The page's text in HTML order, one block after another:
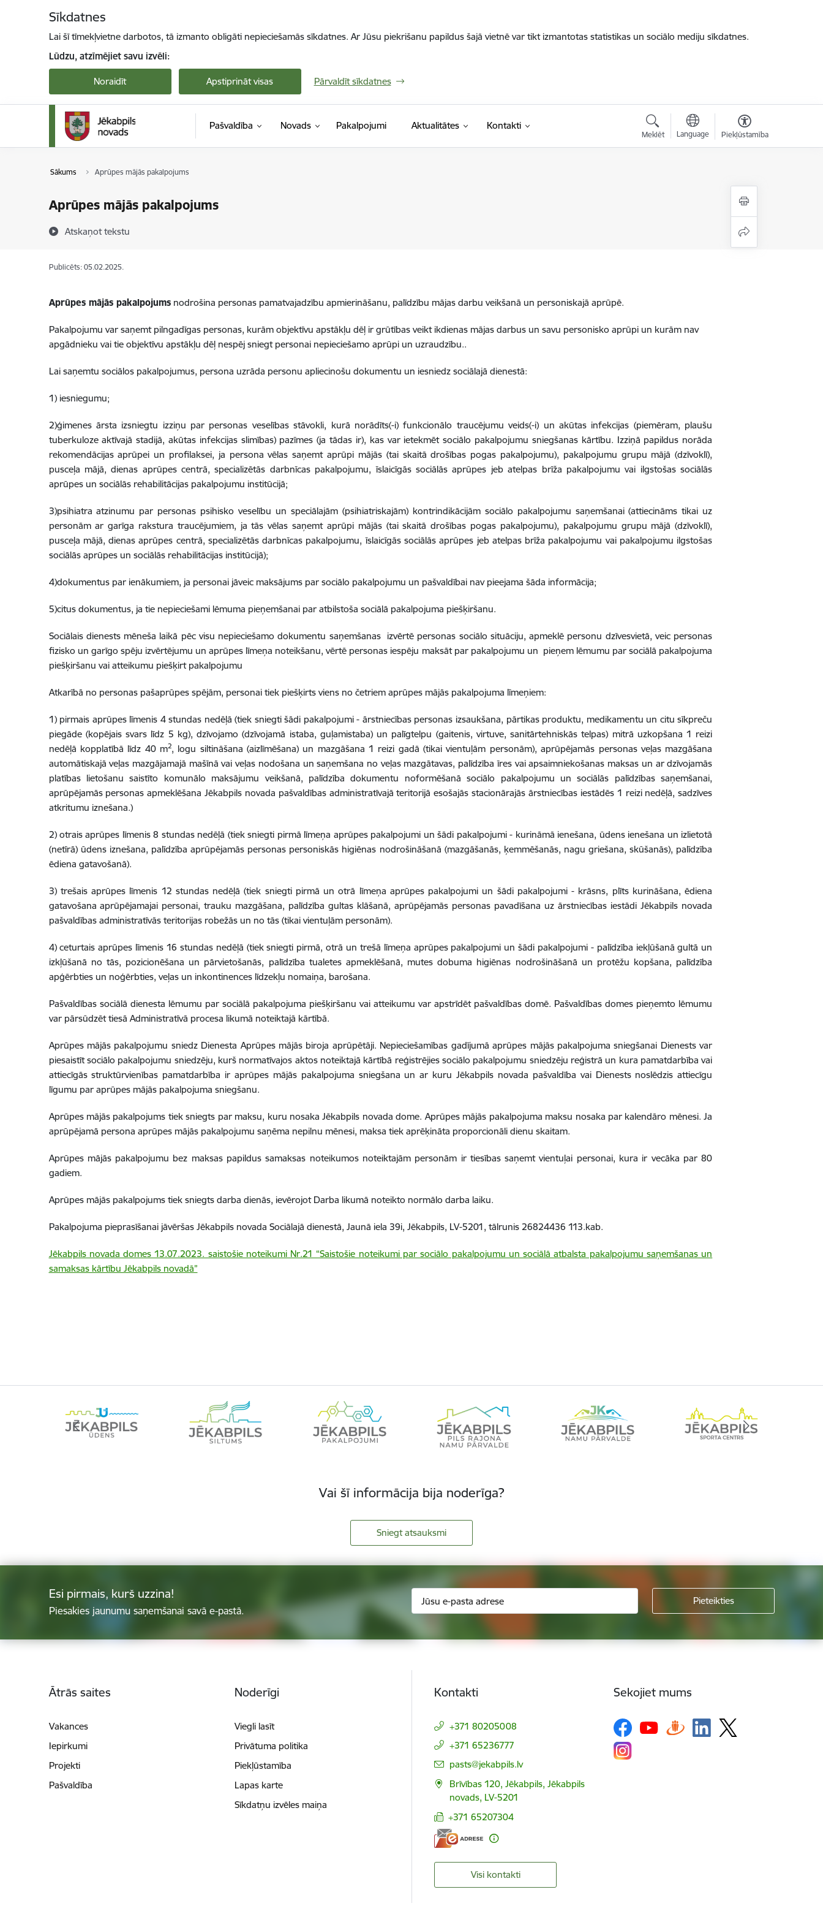
Sīkdatnes
Lai šī tīmekļvietne darbotos, tā izmanto obligāti nepieciešamās sīkdatnes. Ar Jūsu piekrišanu papildus šajā vietnē var tikt izmantotas statistikas un sociālo mediju sīkdatnes.
Lūdzu, atzīmējiet savu izvēli:
Noraidīt Apstiprināt visas Pārvaldīt sīkdatnes
Pašvaldība Novads Pakalpojumi Aktualitātes Kontakti
Meklēt Language Piekļūstamība
Sākums Aprūpes mājās pakalpojums
Aprūpes mājās pakalpojums
Atskaņot tekstu
Publicēts: 05.02.2025.
Aprūpes mājās pakalpojumsnodrošina personas pamatvajadzību apmierināšanu, palīdzību mājas darbu veikšanā un personiskajā aprūpē.
Pakalpojumu var saņemt pilngadīgas personas, kurām objektīvu apstākļu dēļ ir grūtības veikt ikdienas mājas darbus un savu personisko aprūpi un kurām nav
apgādnieku vai tie objektīvu apstākļu dēļ nespēj sniegt personai nepieciešamo aprūpi un uzraudzību..
Lai saņemtu sociālos pakalpojumus, persona uzrāda personu apliecinošu dokumentu un iesniedz sociālajā dienestā:
1) iesniegumu;
2)ģimenes ārsta izsniegtu izziņu par personas veselības stāvokli, kurā norādīts(-i) funkcionālo traucējumu veids(-i) un akūtas infekcijas (piemēram, plaušu
tuberkuloze aktīvajā stadijā, akūtas infekcijas slimības) pazīmes (ja tādas ir), kas var ietekmēt sociālo pakalpojumu sniegšanas kārtību. Izziņā papildus norāda
rekomendācijas aprūpei un profilaksei, ja persona vēlas saņemt aprūpi mājās (tai skaitā drošības pogas pakalpojumu), pakalpojumu grupu mājā (dzīvoklī),
pusceļa mājā, dienas aprūpes centrā, specializētās darbnīcas pakalpojumu, īslaicīgās sociālās aprūpes jeb atelpas brīža pakalpojumu vai ilgstošas sociālās
aprūpes un sociālās rehabilitācijas pakalpojumu institūcijā;
3)psihiatra atzinumu par personas psihisko veselību un speciālajām (psihiatriskajām) kontrindikācijām sociālo pakalpojumu saņemšanai (attiecināms tikai uz
personām ar garīga rakstura traucējumiem, ja tās vēlas saņemt aprūpi mājās (tai skaitā drošības pogas pakalpojumu), pakalpojumu grupu mājā (dzīvoklī),
pusceļa mājā, dienas aprūpes centrā, specializētās darbnīcas pakalpojumu, īslaicīgās sociālās aprūpes jeb atelpas brīža pakalpojumu vai pakalpojumu ilgstošas
sociālās aprūpes un sociālās rehabilitācijas institūcijā);
4)dokumentus par ienākumiem, ja personai jāveic maksājums par sociālo pakalpojumu un pašvaldībai nav pieejama šāda informācija;
5)citus dokumentus, ja tie nepieciešami lēmuma pieņemšanai par atbilstoša sociālā pakalpojuma piešķiršanu.
Sociālais dienests mēneša laikā pēc visu nepieciešamo dokumentu saņemšanas izvērtē personas sociālo situāciju, apmeklē personu dzīvesvietā, veic personas
fizisko un garīgo spēju izvērtējumu un aprūpes līmeņa noteikšanu, vērtē personas iespēju maksāt par pakalpojumu un pieņem lēmumu par sociālā pakalpojuma
piešķiršanu vai atteikumu piešķirt pakalpojumu
Atkarībā no personas pašaprūpes spējām, personai tiek piešķirts viens no četriem aprūpes mājās pakalpojuma līmeņiem:
1) pirmais aprūpes līmenis 4 stundas nedēļā (tiek sniegti šādi pakalpojumi - ārstniecības personas izsaukšana, pārtikas produktu, medikamentu un citu sīkpreču
piegāde (kopējais svars līdz 5 kg), dzīvojamo (dzīvojamā istaba, guļamistaba) un palīgtelpu (gaitenis, virtuve, sanitārtehniskās telpas) mitrā uzkopšana 1 reizi
nedēļā kopplatībā līdz 40 m2, logu siltināšana (aizlīmēšana) un mazgāšana 1 reizi gadā (tikai vientuļām personām), aprūpējamās personas veļas mazgāšana
automātiskajā veļas mazgājamajā mašīnā vai veļas nodošana un saņemšana no veļas mazgātavas, palīdzība īres vai apsaimniekošanas maksas un ar dzīvojamās
platības lietošanu saistīto komunālo maksājumu veikšanā, palīdzība dokumentu noformēšanā sociālo pakalpojumu un sociālās palīdzības saņemšanai,
aprūpējamās personas apmeklēšana Jēkabpils novada pašvaldības administratīvajā teritorijā esošajās stacionārajās ārstniecības iestādēs 1 reizi nedēļā, sadzīves
atkritumu iznešana.)
2) otrais aprūpes līmenis 8 stundas nedēļā (tiek sniegti pirmā līmeņa aprūpes pakalpojumi un šādi pakalpojumi - kurināmā ienešana, ūdens ienešana un izlietotā
(netīrā) ūdens iznešana, palīdzība aprūpējamās personas personiskās higiēnas nodrošināšanā (mazgāšanās, ķemmēšanās, nagu griešana, skūšanās), palīdzība
ēdiena gatavošanā).
3) trešais aprūpes līmenis 12 stundas nedēļā (tiek sniegti pirmā un otrā līmeņa aprūpes pakalpojumi un šādi pakalpojumi - krāsns, plīts kurināšana, ēdiena
gatavošana aprūpējamajai personai, trauku mazgāšana, palīdzība gultas klāšanā, aprūpējamās personas pavadīšana uz ārstniecības iestādi Jēkabpils novada
pašvaldības administratīvās teritorijas robežās un no tās (tikai vientuļām personām).
4) ceturtais aprūpes līmenis 16 stundas nedēļā (tiek sniegti pirmā, otrā un trešā līmeņa aprūpes pakalpojumi un šādi pakalpojumi - palīdzība iekļūšanā gultā un
izkļūšanā no tās, pozicionēšana un pārvietošanās, palīdzība tualetes apmeklēšanā, mutes dobuma higiēnas nodrošināšanā un protēžu kopšana, palīdzība
apģērbties un noģērbties, veļas un inkontinences līdzekļu nomaiņa, barošana.
Pašvaldības sociālā dienesta lēmumu par sociālā pakalpojuma piešķiršanu vai atteikumu var apstrīdēt pašvaldības domē. Pašvaldības domes pieņemto lēmumu
var pārsūdzēt tiesā Administratīvā procesa likumā noteiktajā kārtībā.
Aprūpes mājās pakalpojumu sniedz Dienesta Aprūpes mājās biroja aprūpētāji. Nepieciešamības gadījumā aprūpes mājās pakalpojuma sniegšanai Dienests var
piesaistīt sociālo pakalpojumu sniedzēju, kurš normatīvajos aktos noteiktajā kārtībā reģistrējies sociālo pakalpojumu sniedzēju reģistrā un kura pamatdarbība vai
attiecīgās struktūrvienības pamatdarbība ir aprūpes mājās pakalpojuma sniegšana un ar kuru Jēkabpils novada pašvaldība vai Dienests noslēdzis attiecīgu
līgumu par aprūpes mājās pakalpojuma sniegšanu.
Aprūpes mājās pakalpojums tiek sniegts par maksu, kuru nosaka Jēkabpils novada dome. Aprūpes mājās pakalpojuma maksu nosaka par kalendāro mēnesi. Ja
aprūpējamā persona aprūpes mājās pakalpojumu saņēma nepilnu mēnesi, maksa tiek aprēķināta proporcionāli dienu skaitam.
Aprūpes mājās pakalpojumu bez maksas papildus samaksas noteikumos noteiktajām personām ir tiesības saņemt vientuļai personai, kura ir vecāka par 80
gadiem.
Aprūpes mājās pakalpojums tiek sniegts darba dienās, ievērojot Darba likumā noteikto normālo darba laiku.
Pakalpojuma pieprasīšanai jāvēršas Jēkabpils novada Sociālajā dienestā, Jaunā iela 39i, Jēkabpils, LV-5201, tālrunis 26824436 113.kab.
Jēkabpils novada domes 13.07.2023. saistošie noteikumi Nr.21 “Saistošie noteikumi par sociālo pakalpojumu un sociālā atbalsta pakalpojumu saņemšanas un
samaksas kārtību Jēkabpils novadā”
Vai šī informācija bija noderīga?
Sniegt atsauksmi
Esi pirmais, kurš uzzina!
Piesakies jaunumu saņemšanai savā e-pastā.
Ātrās saites
Vakances
Iepirkumi
Projekti
Pašvaldība
Noderīgi
Viegli lasīt
Privātuma politika
Piekļūstamība
Lapas karte
Sīkdatņu izvēles maiņa
Kontakti
+371 80205008
+371 65236777
E-pasts:
pasts@jekabpils.lv
Brīvības 120, Jēkabpils, Jēkabpils
novads, LV-5201
+371 65207304
Visi kontakti
Sekojiet mums